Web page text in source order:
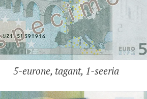
5-eurone, tagant, 1-seeria